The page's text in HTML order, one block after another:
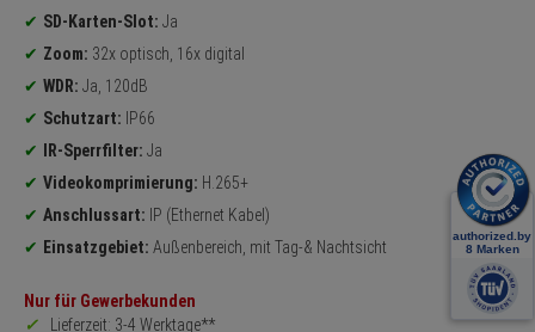
SD-Karten-Slot: Ja
Zoom: 32x optisch, 16x digital
WDR: Ja, 120dB
Schutzart: IP66
IR-Sperrfilter: Ja
Videokomprimierung: H.265+
Anschlussart: IP (Ethernet Kabel)
Einsatzgebiet: Außenbereich, mit Tag-& Nachtsicht
Nur für Gewerbekunden
Lieferzeit: 3-4 Werktage**